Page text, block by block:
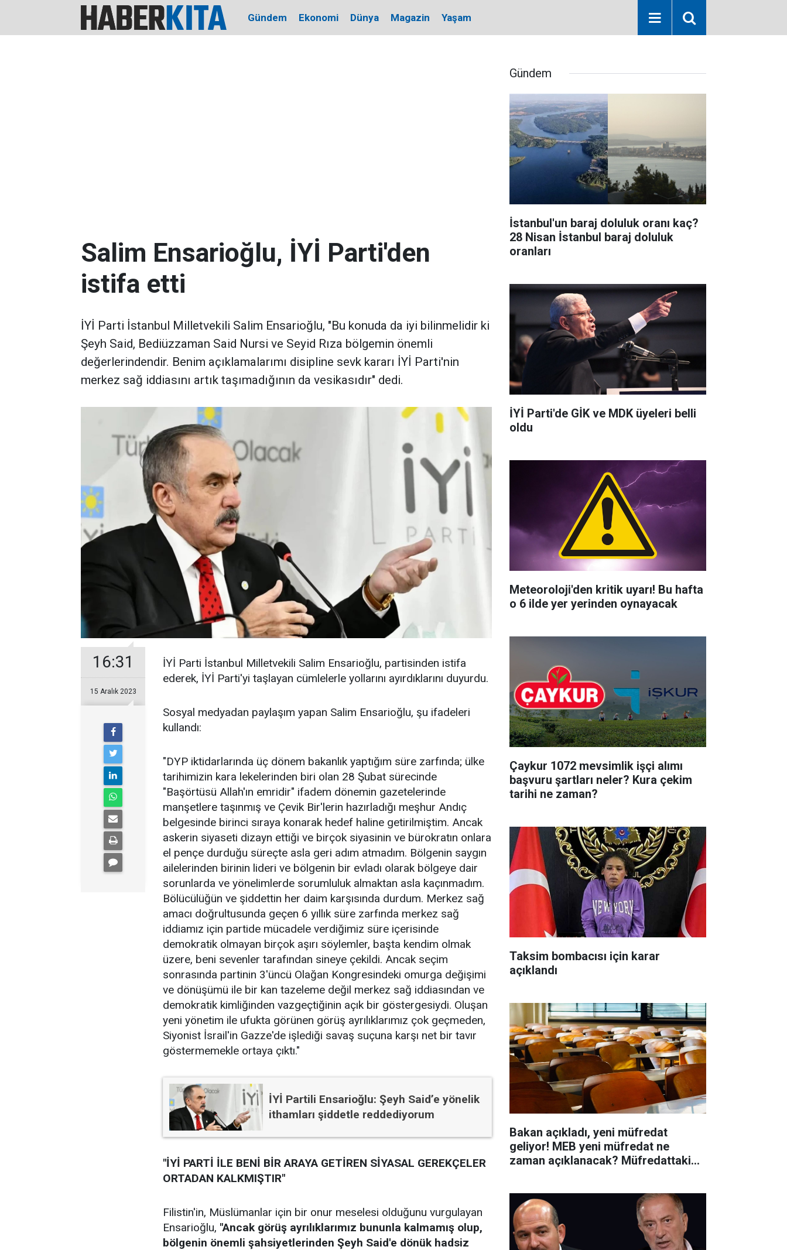
Gündem Ekonomi Dünya Magazin Yaşam
Salim Ensarioğlu, İYİ Parti'den
istifa etti
İYİ Parti İstanbul Milletvekili Salim Ensarioğlu, "Bu konuda da iyi bilinmelidir ki
Şeyh Said, Bediüzzaman Said Nursi ve Seyid Rıza bölgemin önemli
değerlerindendir. Benim açıklamalarımı disipline sevk kararı İYİ Parti'nin
merkez sağ iddiasını artık taşımadığının da vesikasıdır" dedi.
16:31
15 Aralık 2023
İYİ Parti İstanbul Milletvekili Salim Ensarioğlu, partisinden istifa
ederek, İYİ Parti'yi taşlayan cümlelerle yollarını ayırdıklarını duyurdu.
Sosyal medyadan paylaşım yapan Salim Ensarioğlu, şu ifadeleri
kullandı:
"DYP iktidarlarında üç dönem bakanlık yaptığım süre zarfında; ülke
tarihimizin kara lekelerinden biri olan 28 Şubat sürecinde
"Başörtüsü Allah'ın emridir" ifadem dönemin gazetelerinde
manşetlere taşınmış ve Çevik Bir'lerin hazırladığı meşhur Andıç
belgesinde birinci sıraya konarak hedef haline getirilmiştim. Ancak
askerin siyaseti dizayn ettiği ve birçok siyasinin ve bürokratın onlara
el pençe durduğu süreçte asla geri adım atmadım. Bölgenin saygın
ailelerinden birinin lideri ve bölgenin bir evladı olarak bölgeye dair
sorunlarda ve yönelimlerde sorumluluk almaktan asla kaçınmadım.
Bölücülüğün ve şiddettin her daim karşısında durdum. Merkez sağ
amacı doğrultusunda geçen 6 yıllık süre zarfında merkez sağ
iddiamız için partide mücadele verdiğimiz süre içerisinde
demokratik olmayan birçok aşırı söylemler, başta kendim olmak
üzere, beni sevenler tarafından sineye çekildi. Ancak seçim
sonrasında partinin 3'üncü Olağan Kongresindeki omurga değişimi
ve dönüşümü ile bir kan tazeleme değil merkez sağ iddiasından ve
demokratik kimliğinden vazgeçtiğinin açık bir göstergesiydi. Oluşan
yeni yönetim ile ufukta görünen görüş ayrılıklarımız çok geçmeden,
Siyonist İsrail'in Gazze'de işlediği savaş suçuna karşı net bir tavır
göstermemekle ortaya çıktı."
İYİ Partili Ensarioğlu: Şeyh Said’e yönelik
ithamları şiddetle reddediyorum
"İYİ PARTİ İLE BENİ BİR ARAYA GETİREN SİYASAL GEREKÇELER
ORTADAN KALKMIŞTIR"
Filistin'in, Müslümanlar için bir onur meselesi olduğunu vurgulayan
Ensarioğlu, "Ancak görüş ayrılıklarımız bununla kalmamış olup,
bölgenin önemli şahsiyetlerinden Şeyh Said'e dönük hadsiz
Gündem
İstanbul'un baraj doluluk oranı kaç?
28 Nisan İstanbul baraj doluluk
oranları
İYİ Parti'de GİK ve MDK üyeleri belli
oldu
Meteoroloji'den kritik uyarı! Bu hafta
o 6 ilde yer yerinden oynayacak
Çaykur 1072 mevsimlik işçi alımı
başvuru şartları neler? Kura çekim
tarihi ne zaman?
Taksim bombacısı için karar
açıklandı
Bakan açıkladı, yeni müfredat
geliyor! MEB yeni müfredat ne
zaman açıklanacak? Müfredattaki